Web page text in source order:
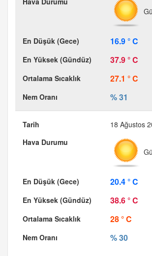
16.9 ° C
37.9 ° C
27.1 ° C
% 31
18 Ağustos
20.4 ° C
38.6 ° C
28 ° C
% 30